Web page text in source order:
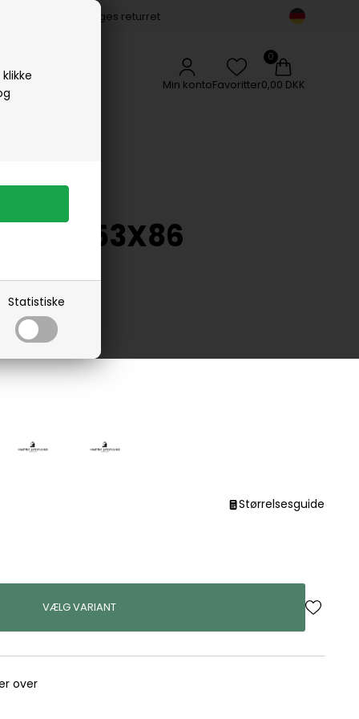
Statistiske
14 dages returret
Min kontoFavoritter0,00 DKK
Woods Copenhagen
53X86
Størrelsesguide
VÆLG VARIANT
over